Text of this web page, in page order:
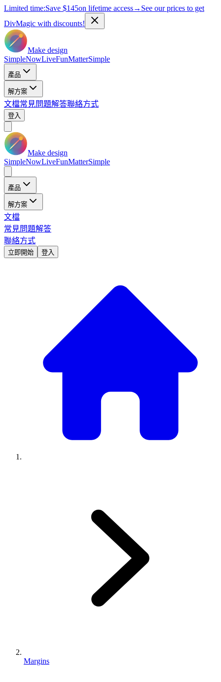
Limited time:Save $145on lifetime access→ See our prices to get
DivMagic with discounts!
Make design
SimpleNowLiveFunMatterSimple
產品
解方案
文檔常見問題解答聯絡方式
登入
Make design
SimpleNowLiveFunMatterSimple
產品
解方案
文檔
常見問題解答
聯絡方式
立即開始 登入
Margins